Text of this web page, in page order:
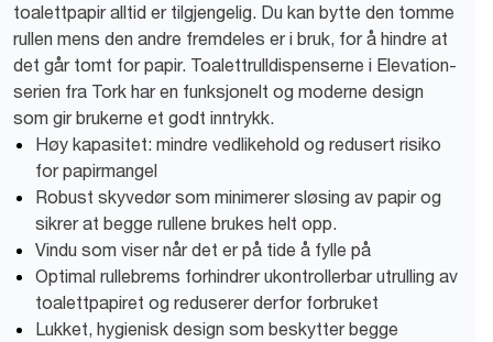
toalettpapir alltid er tilgjengelig. Du kan bytte den tomme
rullen mens den andre fremdeles er i bruk, for å hindre at
det går tomt for papir. Toalettrulldispenserne i Elevation-
serien fra Tork har en funksjonelt og moderne design
som gir brukerne et godt inntrykk.
Høy kapasitet: mindre vedlikehold og redusert risiko
for papirmangel
Robust skyvedør som minimerer sløsing av papir og
sikrer at begge rullene brukes helt opp.
Vindu som viser når det er på tide å fylle på
Optimal rullebrems forhindrer ukontrollerbar utrulling av
toalettpapiret og reduserer derfor forbruket
Lukket, hygienisk design som beskytter begge